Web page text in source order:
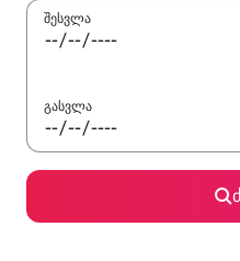
შესვლა
გასვლა